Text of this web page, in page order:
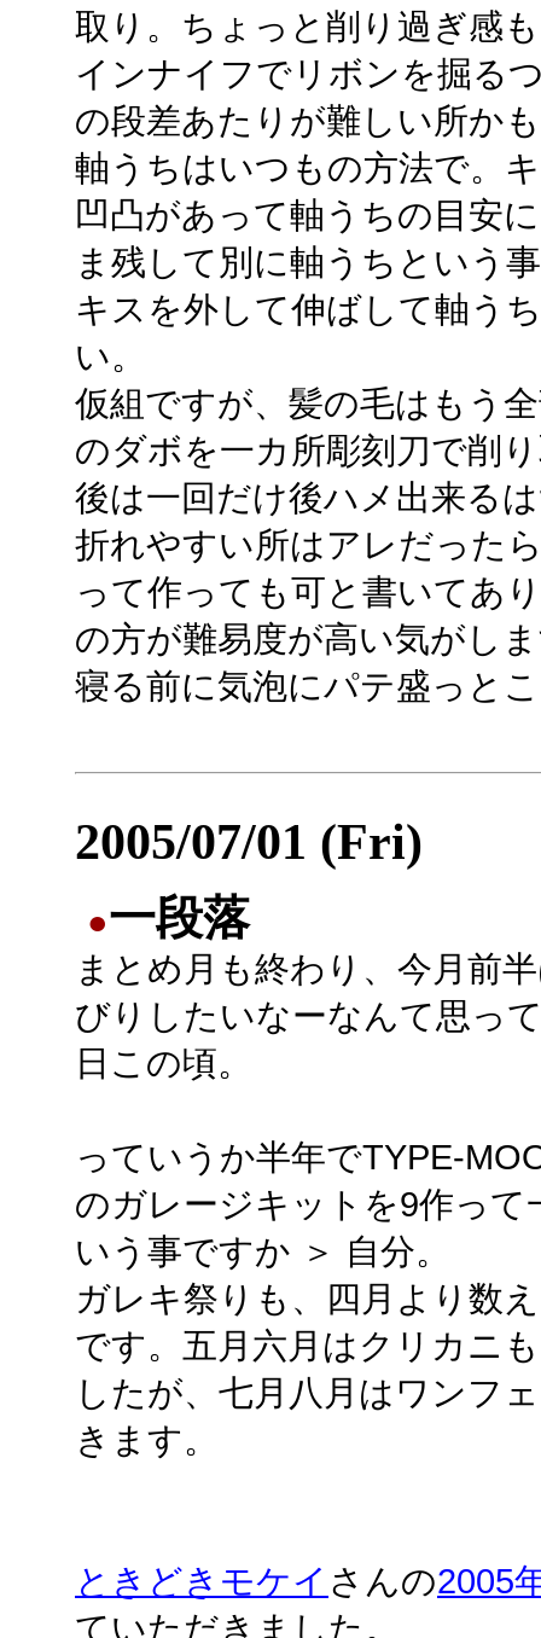
取り。ちょっと削り過ぎ感
インナイフでリボンを掘る
の段差あたりが難しい所か
軸うちはいつもの方法で。
凹凸があって軸うちの目安
ま残して別に軸うちという
キスを外して伸ばして軸う
い。
仮組ですが、髪の毛はもう
のダボを一カ所彫刻刀で削
後は一回だけ後ハメ出来る
折れやすい所はアレだった
って作っても可と書いてあ
の方が難易度が高い気がし
寝る前に気泡にパテ盛っと
2005/07/01 (Fri)
●一段落
まとめ月も終わり、今月前
びりしたいなーなんて思っ
日この頃。
っていうか半年でTYPE-
のガレージキットを9作って
いう事ですか ＞ 自分。
ガレキ祭りも、四月より数
です。五月六月はクリカニ
したが、七月八月はワンフ
きます。
ときどきモケイ さんの2005
ていただきました。